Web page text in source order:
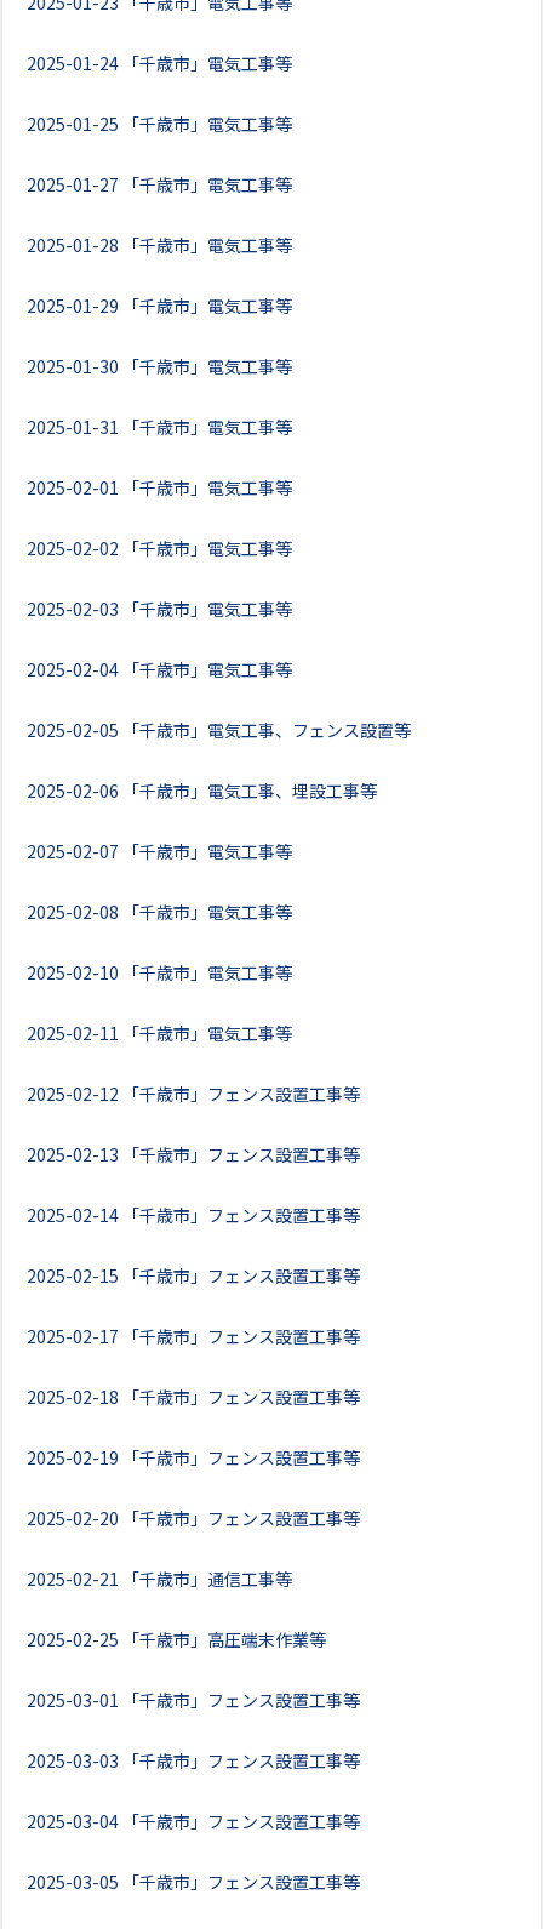
2025-01-24 「千歳市」電気工事等
2025-01-25 「千歳市」電気工事等
2025-01-27 「千歳市」電気工事等
2025-01-28 「千歳市」電気工事等
2025-01-29 「千歳市」電気工事等
2025-01-30 「千歳市」電気工事等
2025-01-31 「千歳市」電気工事等
2025-02-01 「千歳市」電気工事等
2025-02-02 「千歳市」電気工事等
2025-02-03 「千歳市」電気工事等
2025-02-04 「千歳市」電気工事等
2025-02-05 「千歳市」電気工事、フェンス設置等
2025-02-06 「千歳市」電気工事、埋設工事等
2025-02-07 「千歳市」電気工事等
2025-02-08 「千歳市」電気工事等
2025-02-10 「千歳市」電気工事等
2025-02-11 「千歳市」電気工事等
2025-02-12 「千歳市」フェンス設置工事等
2025-02-13 「千歳市」フェンス設置工事等
2025-02-14 「千歳市」フェンス設置工事等
2025-02-15 「千歳市」フェンス設置工事等
2025-02-17 「千歳市」フェンス設置工事等
2025-02-18 「千歳市」フェンス設置工事等
2025-02-19 「千歳市」フェンス設置工事等
2025-02-20 「千歳市」フェンス設置工事等
2025-02-21 「千歳市」通信工事等
2025-02-25 「千歳市」高圧端末作業等
2025-03-01 「千歳市」フェンス設置工事等
2025-03-03 「千歳市」フェンス設置工事等
2025-03-04 「千歳市」フェンス設置工事等
2025-03-05 「千歳市」フェンス設置工事等